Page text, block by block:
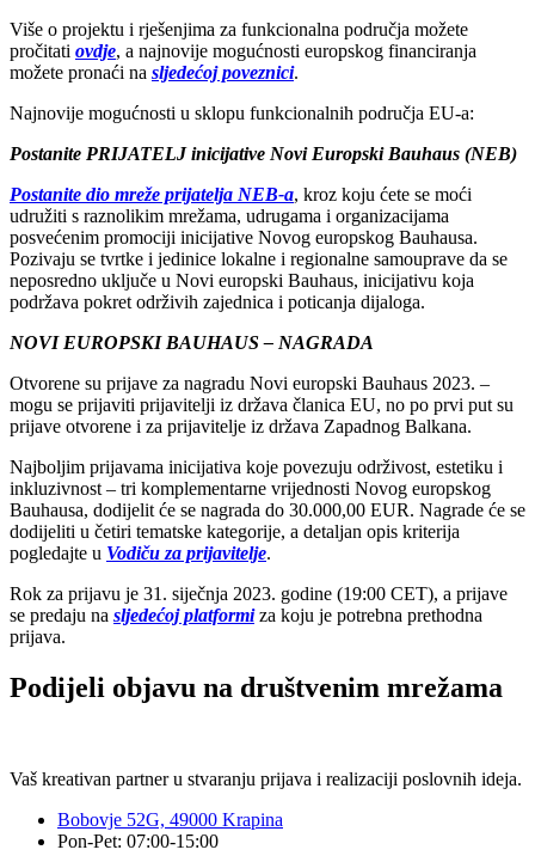
Više o projektu i rješenjima za funkcionalna područja možete
pročitati ovdje, a najnovije mogućnosti europskog financiranja
možete pronaći na sljedećoj poveznici.
Najnovije mogućnosti u sklopu funkcionalnih područja EU-a:
Postanite PRIJATELJ inicijative Novi Europski Bauhaus (NEB)
Postanite dio mreže prijatelja NEB-a, kroz koju ćete se moći
udružiti s raznolikim mrežama, udrugama i organizacijama
posvećenim promociji inicijative Novog europskog Bauhausa.
Pozivaju se tvrtke i jedinice lokalne i regionalne samouprave da se
neposredno uključe u Novi europski Bauhaus, inicijativu koja
podržava pokret održivih zajednica i poticanja dijaloga.
NOVI EUROPSKI BAUHAUS – NAGRADA
Otvorene su prijave za nagradu Novi europski Bauhaus 2023. –
mogu se prijaviti prijavitelji iz država članica EU, no po prvi put su
prijave otvorene i za prijavitelje iz država Zapadnog Balkana.
Najboljim prijavama inicijativa koje povezuju održivost, estetiku i
inkluzivnost – tri komplementarne vrijednosti Novog europskog
Bauhausa, dodijelit će se nagrada do 30.000,00 EUR. Nagrade će se
dodijeliti u četiri tematske kategorije, a detaljan opis kriterija
pogledajte u Vodiču za prijavitelje.
Rok za prijavu je 31. siječnja 2023. godine (19:00 CET), a prijave
se predaju na sljedećoj platformiza koju je potrebna prethodna
prijava.
Podijeli objavu na društvenim mrežama
Vaš kreativan partner u stvaranju prijava i realizaciji poslovnih ideja.
Bobovje 52G, 49000 Krapina
Pon-Pet: 07:00-15:00